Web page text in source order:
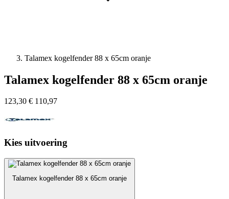
Talamex kogelfender 88 x 65cm oranje
Talamex kogelfender 88 x 65cm oranje
123,30 € 110,97
Kies uitvoering
Talamex kogelfender 88 x 65cm oranje